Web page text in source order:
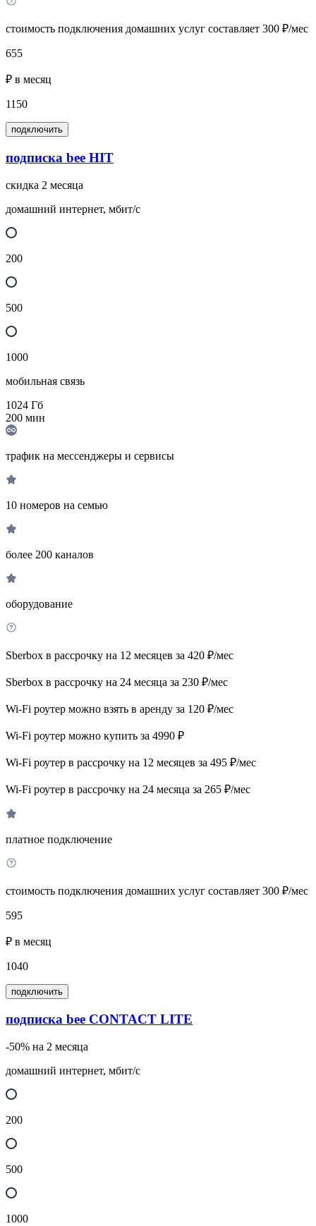
стоимость подключения домашних услуг составляет 300 ₽/мес
655
₽ в месяц
1150
подключить
подписка bee HIT
скидка 2 месяца
домашний интернет, мбит/с
200
500
1000
мобильная связь
1024 Гб
200 мин
трафик на мессенджеры и сервисы
10 номеров на семью
более 200 каналов
оборудование
Sberbox в рассрочку на 12 месяцев за 420 ₽/мес
Sberbox в рассрочку на 24 месяца за 230 ₽/мес
Wi-Fi роутер можно взять в аренду за 120 ₽/мес
Wi-Fi роутер можно купить за 4990 ₽
Wi-Fi роутер в рассрочку на 12 месяцев за 495 ₽/мес
Wi-Fi роутер в рассрочку на 24 месяца за 265 ₽/мес
платное подключение
стоимость подключения домашних услуг составляет 300 ₽/мес
595
₽ в месяц
1040
подключить
подписка bee CONTACT LITE
-50% на 2 месяца
домашний интернет, мбит/с
200
500
1000